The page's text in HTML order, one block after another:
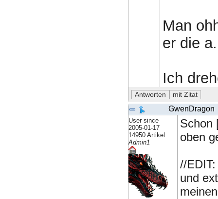
Man
er die
Ich
GwenDragon
User since
2005-01-17
14950 Artikel
Admin1
Schon
oben
//
und